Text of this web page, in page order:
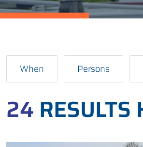
When Persons
24